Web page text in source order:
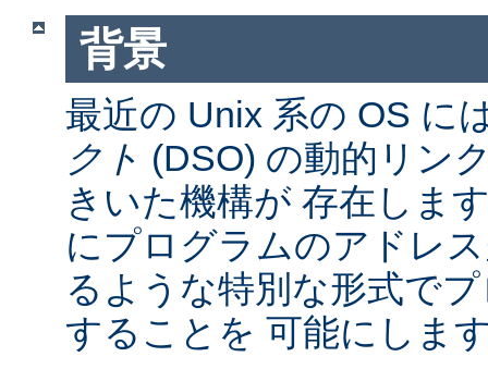
背景
最近の Unix 系の OS に
クト (DSO) の動的リン
きいた機構が 存在しま
にプログラムのアドレ
るような特別な形式で
することを 可能にしま